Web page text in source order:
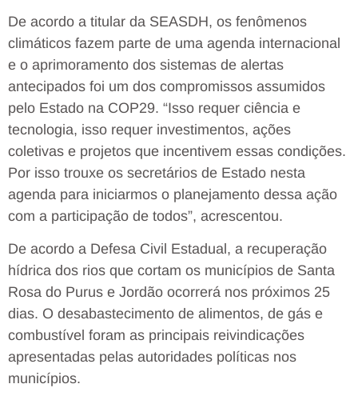
De acordo a titular da SEASDH, os fenômenos
climáticos fazem parte de uma agenda internacional
e o aprimoramento dos sistemas de alertas
antecipados foi um dos compromissos assumidos
pelo Estado na COP29. “Isso requer ciência e
tecnologia, isso requer investimentos, ações
coletivas e projetos que incentivem essas condições.
Por isso trouxe os secretários de Estado nesta
agenda para iniciarmos o planejamento dessa ação
com a participação de todos”, acrescentou.
De acordo a Defesa Civil Estadual, a recuperação
hídrica dos rios que cortam os municípios de Santa
Rosa do Purus e Jordão ocorrerá nos próximos 25
dias. O desabastecimento de alimentos, de gás e
combustível foram as principais reivindicações
apresentadas pelas autoridades políticas nos
municípios.